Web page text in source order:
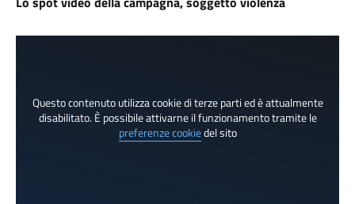
Questo contenuto utilizza cookie di terze parti ed è attualmente
disabilitato. È possibile attivarne il funzionamento tramite le
preferenze cookiedel sito